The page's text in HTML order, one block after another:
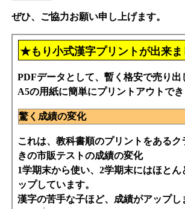
ぜひ、ご協力お願い申し上げます。